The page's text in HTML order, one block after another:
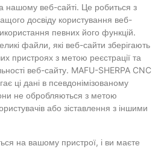
нашому веб-сайті. Це робиться з
досвіду користування веб-
певних його функцій.
файли, які веб-сайти зберігають
пристроях з метою реєстрації та
веб-сайту. MAFU-SHERPA CNC
ці дані в псевдонімізованому
не обробляються з метою
або зіставлення з іншими
на вашому пристрої, і ви маєте